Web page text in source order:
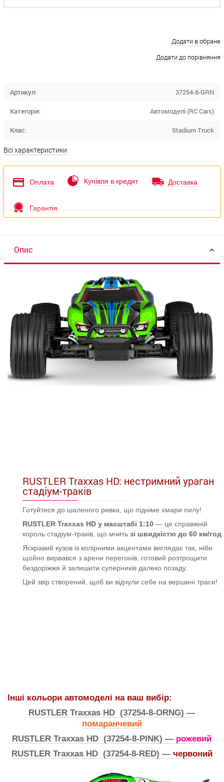
Додати в обране
Додати до порівняння
Артикул: 37254-8-GRN
Категорія: Автомоделі (RC Cars)
Клас: Stadium Truck
Всі характеристики
Оплата Купівля в кредит Доставка
Гарантія
Опис
RUSTLER Traxxas HD: нестримний ураган
стадіум-траків
Готуйтеся до шаленого ривка, що підніме хмари пилу!
RUSTLER Traxxas HD у масштабі 1:10 — це справжній
король стадіум-траків, що мчить зі швидкістю до 60 км/год.
Яскравий кузов із колірними акцентами виглядає так, ніби
щойно вирвався з арени перегонів, готовий розтрощити
бездоріжжя й залишити суперників далеко позаду.
Цей звір створений, щоб ви відчули себе на вершині траси!
Інші кольори автомоделі на ваш вибір:
RUSTLER Traxxas HD (37254-8-ORNG) —
помаранчевий
RUSTLER Traxxas HD (37254-8-PINK) — рожевий
RUSTLER Traxxas HD (37254-8-RED) — червоний